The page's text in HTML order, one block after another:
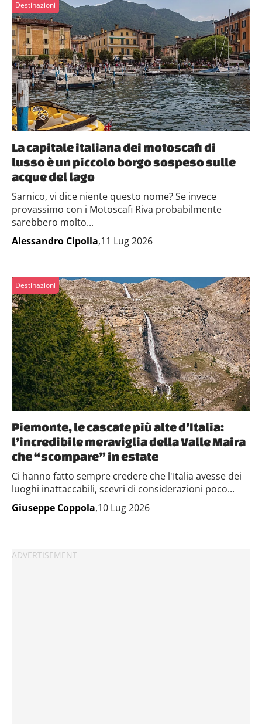
Destinazioni
La capitale italiana dei motoscafi di
lusso è un piccolo borgo sospeso sulle
acque del lago
Sarnico, vi dice niente questo nome? Se invece
provassimo con i Motoscafi Riva probabilmente
sarebbero molto...
Alessandro Cipolla,11 Lug 2026
Destinazioni
Piemonte, le cascate più alte d’Italia:
l’incredibile meraviglia della Valle Maira
che “scompare” in estate
Ci hanno fatto sempre credere che l'Italia avesse dei
luoghi inattaccabili, scevri di considerazioni poco...
Giuseppe Coppola,10 Lug 2026